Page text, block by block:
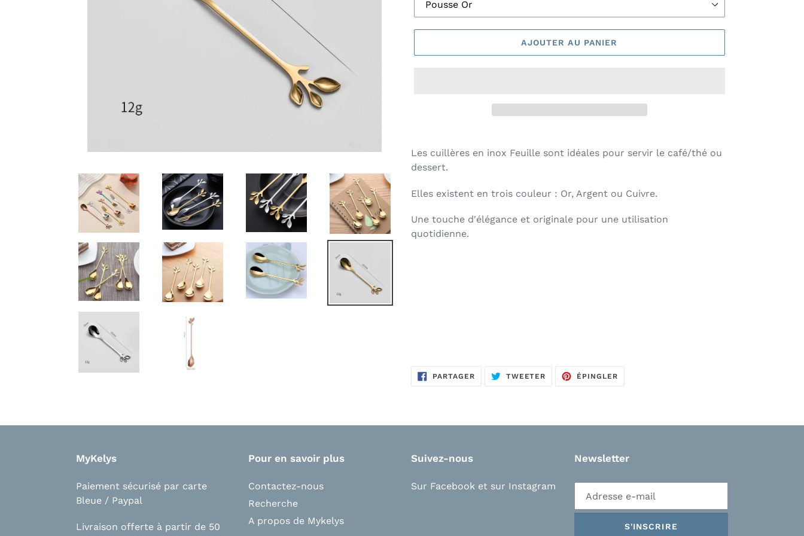
AJOUTER AU PANIER
Les cuillères en inox Feuille sont idéales pour servir le café/thé ou
dessert.
Elles existent en trois couleur : Or, Argent ou Cuivre.
Une touche d'élégance et originale pour une utilisation
quotidienne.
PARTAGERPARTAGERTWEETER TWEETERÉPINGLER
MyKelys
Paiement sécurisé par carte
Bleue / Paypal
Livraison offerte à partir de 50
Pour en savoir plus
Contactez-nous
Recherche
A propos de Mykelys
Suivez-nous
Sur Facebook et sur Instagram
Newsletter
S'INSCRIRE